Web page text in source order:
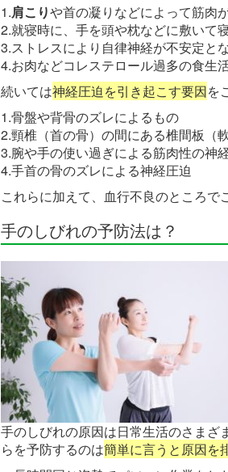
1.肩こりや首の凝りなどによって筋肉
2.就寝時に、手を頭や枕などに敷いて
3.ストレスにより自律神経が不安定と
4.お肉などコレステロール過多の食生
続いては神経圧迫を引き起こす要因を
1.骨盤や背骨のズレによるもの
2.頸椎（首の骨）の間にある椎間板（
3.腕や手の使い過ぎによる筋肉性の神
4.手首の骨のズレによる神経圧迫
これらに加えて、血行不良のところで
手のしびれの予防法は？
手のしびれの原因は日常生活のさま
らを予防するのは簡単に言うと原因を